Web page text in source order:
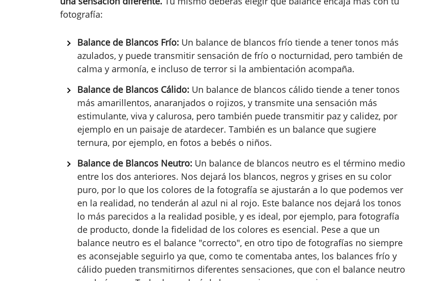
fotografía:
Balance de Blancos Frío: Un balance de blancos frío tiende a tener tonos más
azulados, y puede transmitir sensación de frío o nocturnidad, pero también de
calma y armonía, e incluso de terror si la ambientación acompaña.
Balance de Blancos Cálido: Un balance de blancos cálido tiende a tener tonos
más amarillentos, anaranjados o rojizos, y transmite una sensación más
estimulante, viva y calurosa, pero también puede transmitir paz y calidez, por
ejemplo en un paisaje de atardecer. También es un balance que sugiere
ternura, por ejemplo, en fotos a bebés o niños.
Balance de Blancos Neutro: Un balance de blancos neutro es el término medio
entre los dos anteriores. Nos dejará los blancos, negros y grises en su color
puro, por lo que los colores de la fotografía se ajustarán a lo que podemos ver
en la realidad, no tenderán al azul ni al rojo. Este balance nos dejará los tonos
lo más parecidos a la realidad posible, y es ideal, por ejemplo, para fotografía
de producto, donde la fidelidad de los colores es esencial. Pese a que un
balance neutro es el balance "correcto", en otro tipo de fotografías no siempre
es aconsejable seguirlo ya que, como te comentaba antes, los balances frío y
cálido pueden transmitirnos diferentes sensaciones, que con el balance neutro